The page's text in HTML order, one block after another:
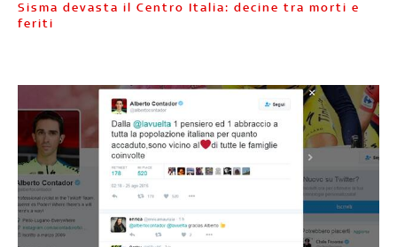
Sisma devasta il Centro Italia: decine tra morti e
feriti